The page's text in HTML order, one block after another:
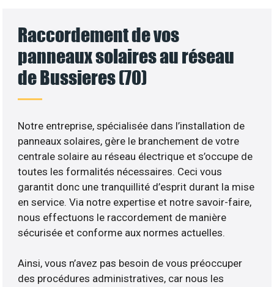
Raccordement de vos
panneaux solaires au réseau
de Bussieres (70)
Notre entreprise, spécialisée dans l’installation de
panneaux solaires, gère le branchement de votre
centrale solaire au réseau électrique et s’occupe de
toutes les formalités nécessaires. Ceci vous
garantit donc une tranquillité d’esprit durant la mise
en service. Via notre expertise et notre savoir-faire,
nous effectuons le raccordement de manière
sécurisée et conforme aux normes actuelles.
Ainsi, vous n’avez pas besoin de vous préoccuper
des procédures administratives, car nous les